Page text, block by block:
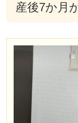
産後7か月